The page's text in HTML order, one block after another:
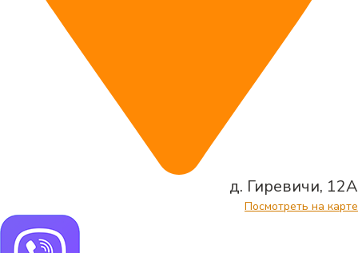
д. Гиревичи, 12А
Посмотреть на карте